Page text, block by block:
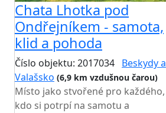
Chata Lhotka pod
Ondřejníkem - samota,
klid a pohoda
Číslo objektu: 2017034 Beskydy a
Valašsko (6,9 km vzdušnou čarou)
Místo jako stvořené pro každého,
kdo si potrpí na samotu a